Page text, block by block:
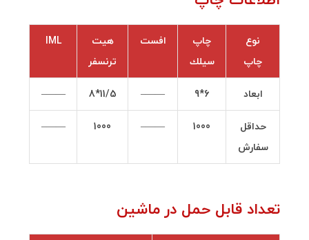
نوع
چاپ
چاپ
سيلك
افست
هيت
ترنسفر
IML
ابعاد 6*9
——–
11/5*8
——–
حداقل
سفارش
1000
——–
1000
——–
تعداد قابل حمل در ماشين